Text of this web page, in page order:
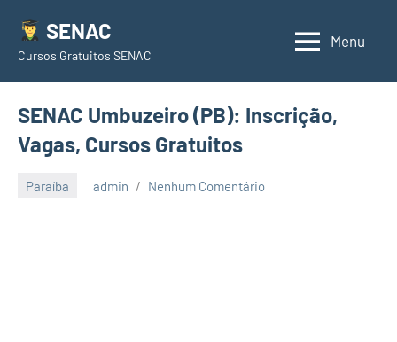
para
conteúdo
SENAC
Cursos Gratuitos SENAC
Menu
SENAC Umbuzeiro (PB): Inscrição,
Vagas, Cursos Gratuitos
Paraíba admin Nenhum Comentário